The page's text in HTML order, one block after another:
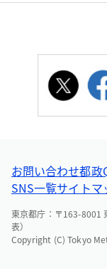
お問い合わせ都政
SNS一覧サイトマ
東京都庁：〒163-8001
表）
Copyright (C) Tokyo